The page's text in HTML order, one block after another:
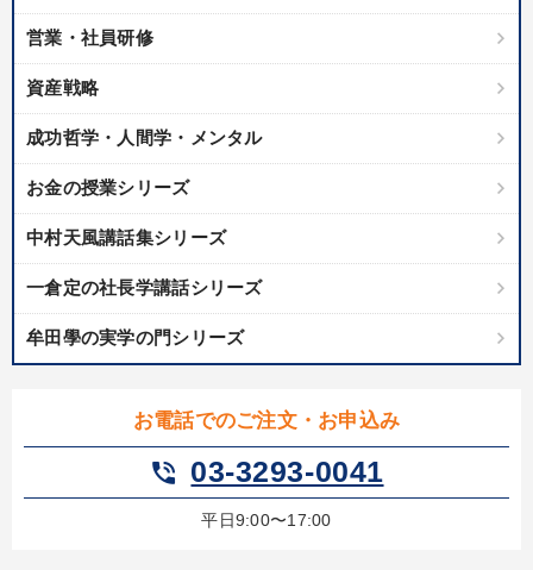
営業・社員研修
資産戦略
成功哲学・人間学・メンタル
お金の授業シリーズ
中村天風講話集シリーズ
一倉定の社長学講話シリーズ
牟田學の実学の門シリーズ
お電話でのご注文・お申込み
phone_in_talk 03-3293-0041
平日9:00〜17:00